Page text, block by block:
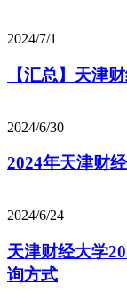
2024/7/1
【汇总】天津
2024/6/30
2024年天津财
2024/6/24
天津财经大学
询方式